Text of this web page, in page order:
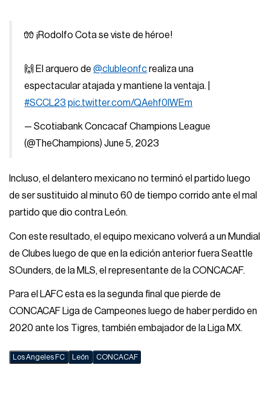
🧤 ¡Rodolfo Cota se viste de héroe!
🙌 El arquero de@clubleonfcrealiza una
espectacular atajada y mantiene la ventaja. |
#SCCL23 pic.twitter.com/QAehf0IWEm
— Scotiabank Concacaf Champions League
(@TheChampions)June 5, 2023
Incluso, el delantero mexicano no terminó el partido luego
de ser sustituido al minuto 60 de tiempo corrido ante el mal
partido que dio contra León.
Con este resultado, el equipo mexicano volverá a un Mundial
de Clubes luego de que en la edición anterior fuera Seattle
SOunders, de la MLS, el representante de la CONCACAF.
Para el LAFC esta es la segunda final que pierde de
CONCACAF Liga de Campeones luego de haber perdido en
2020 ante los Tigres, también embajador de la Liga MX.
Los Angeles FC León CONCACAF